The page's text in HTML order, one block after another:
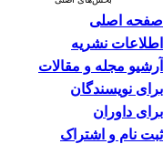
صفحه اصلی
اطلاعات نشریه
آرشیو مجله و مقالات
برای نویسندگان
برای داوران
ثبت نام و اشتراک